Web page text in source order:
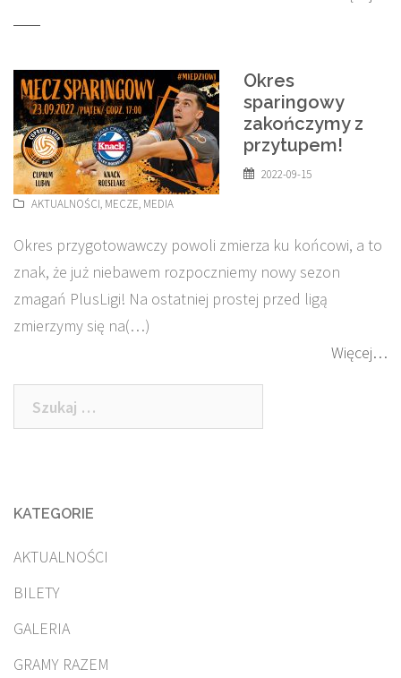
Okres
sparingowy
zakończymy z
przytupem!
2022-09-15
AKTUALNOŚCI, MECZE, MEDIA
Okres przygotowawczy powoli zmierza ku końcowi, a to
znak, że już niebawem rozpoczniemy nowy sezon
zmagań PlusLigi! Na ostatniej prostej przed ligą
zmierzymy się na(…)
Więcej…
Szukaj:
KATEGORIE
AKTUALNOŚCI
BILETY
GALERIA
GRAMY RAZEM